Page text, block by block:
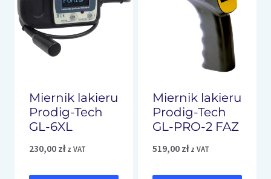
Miernik lakieru
Prodig-Tech
GL-6XL
230,00 zł z VAT
Miernik lakieru
Prodig-Tech
GL-PRO-2 FAZ
519,00 zł z VAT